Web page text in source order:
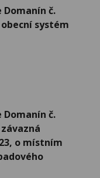
Domanín č.
systém
Domanín č.
o místním